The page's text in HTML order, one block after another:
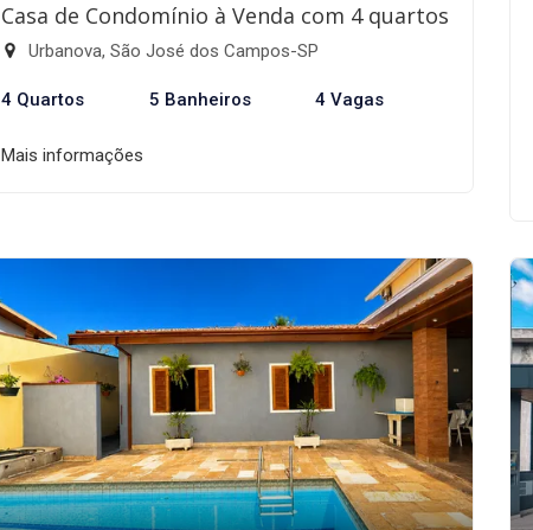
Casa de Condomínio à Venda com 4 quartos
Urbanova, São José dos Campos-SP
4 Quartos 5 Banheiros 4 Vagas
Mais informações